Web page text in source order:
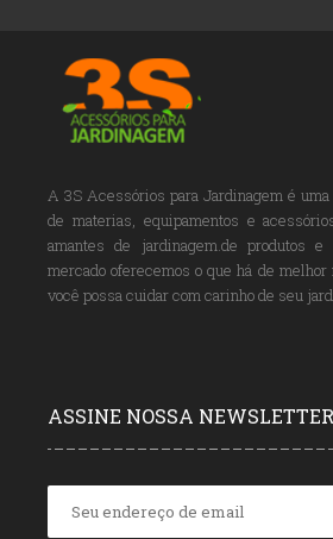
A 3S Acessórios para Jardinagem é
de materias, equipamentos e
amantes de jardinagem.de produtos
mercado oferecemos o que há de melhor
você possa cuidar com carinho de seu
ASSINE NOSSA NEWSLETTER